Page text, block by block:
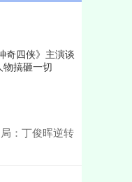
奇四侠》主演谈
物搞砸一切
：丁俊晖逆转